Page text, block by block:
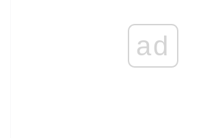
ad